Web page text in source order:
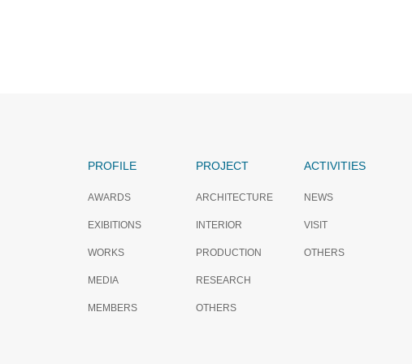
PROFILE
AWARDS
EXIBITIONS
WORKS
MEDIA
MEMBERS
PROJECT
ARCHITECTURE
INTERIOR
PRODUCTION
RESEARCH
OTHERS
ACTIVITIES
NEWS
VISIT
OTHERS